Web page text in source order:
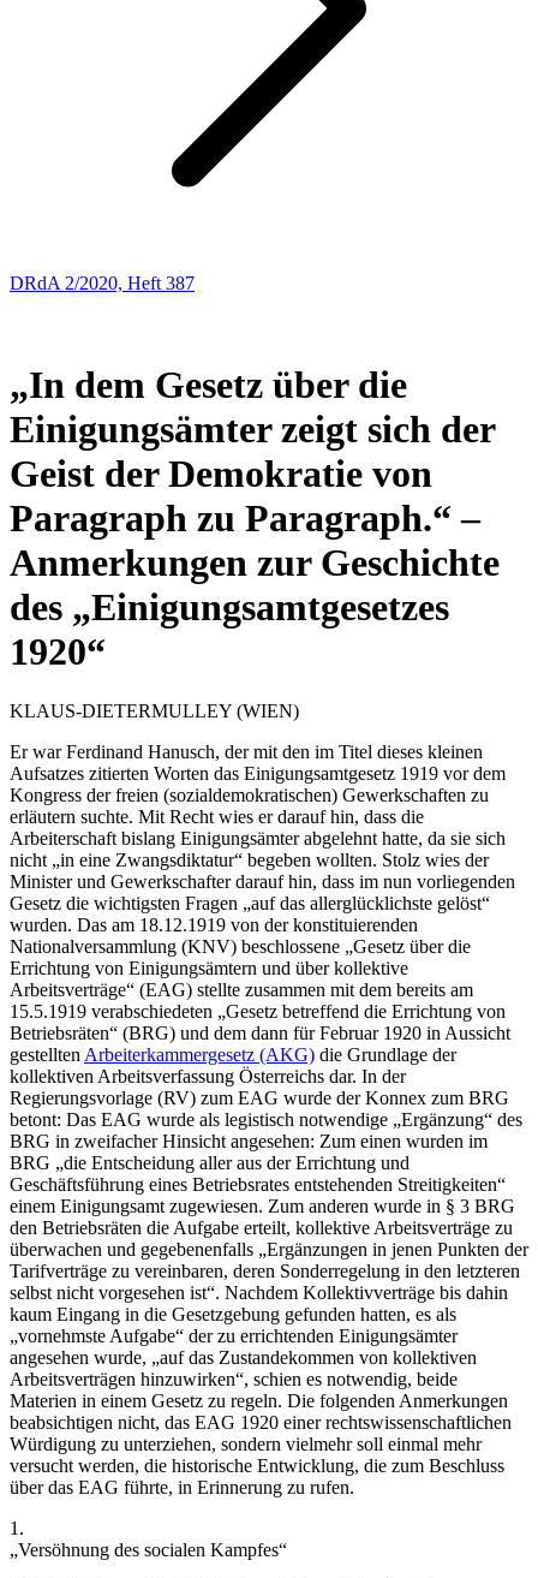
DRdA 2/2020, Heft 387
„In dem Gesetz über die
Einigungsämter zeigt sich der
Geist der Demokratie von
Paragraph zu Paragraph.“ –
Anmerkungen zur Geschichte
des „Einigungsamtgesetzes
1920“
KLAUS-DIETERMULLEY (WIEN)
Er warFerdinand Hanusch, der mit den im Titel dieses kleinen
Aufsatzes zitierten Worten das Einigungsamtgesetz 1919 vor dem
Kongress der freien (sozialdemokratischen) Gewerkschaften zu
erläutern suchte. Mit Recht wies er darauf hin, dass die
Arbeiterschaft bislang Einigungsämter abgelehnt hatte, da sie sich
nicht „in eine Zwangsdiktatur“ begeben wollten. Stolz wies der
Minister und Gewerkschafter darauf hin, dass im nun vorliegenden
Gesetz die wichtigsten Fragen „auf das allerglücklichste gelöst“
wurden. Das am 18.12.1919 von der konstituierenden
Nationalversammlung (KNV) beschlossene „Gesetz über die
Errichtung von Einigungsämtern und über kollektive
Arbeitsverträge“ (EAG) stellte zusammen mit dem bereits am
15.5.1919 verabschiedeten „Gesetz betreffend die Errichtung von
Betriebsräten“ (BRG) und dem dann für Februar 1920 in Aussicht
gestellten Arbeiterkammergesetz (AKG) die Grundlage der
kollektiven Arbeitsverfassung Österreichs dar. In der
Regierungsvorlage (RV) zum EAG wurde der Konnex zum BRG
betont: Das EAG wurde als legistisch notwendige „Ergänzung“ des
BRG in zweifacher Hinsicht angesehen: Zum einen wurden im
BRG „die Entscheidung aller aus der Errichtung und
Geschäftsführung eines Betriebsrates entstehenden Streitigkeiten“
einem Einigungsamt zugewiesen. Zum anderen wurde in § 3 BRG
den Betriebsräten die Aufgabe erteilt, kollektive Arbeitsverträge zu
überwachen und gegebenenfalls „Ergänzungen in jenen Punkten der
Tarifverträge zu vereinbaren, deren Sonderregelung in den letzteren
selbst nicht vorgesehen ist“. Nachdem Kollektivverträge bis dahin
kaum Eingang in die Gesetzgebung gefunden hatten, es als
„vornehmste Aufgabe“ der zu errichtenden Einigungsämter
angesehen wurde, „auf das Zustandekommen von kollektiven
Arbeitsverträgen hinzuwirken“, schien es notwendig, beide
Materien in einem Gesetz zu regeln. Die folgenden Anmerkungen
beabsichtigen nicht, das EAG 1920 einer rechtswissenschaftlichen
Würdigung zu unterziehen, sondern vielmehr soll einmal mehr
versucht werden, die historische Entwicklung, die zum Beschluss
über das EAG führte, in Erinnerung zu rufen.
1.
„Versöhnung des socialen Kampfes“